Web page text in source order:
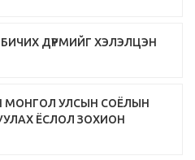
ДҮРМИЙГ ХЭЛЭЛЦЭН
МОНГОЛ УЛСЫН СОЁЛЫН
ЁСЛОЛ ЗОХИОН